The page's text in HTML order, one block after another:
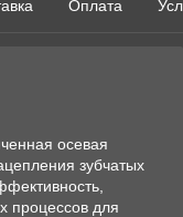
Оплата
осевая
зубчатых
процессов для